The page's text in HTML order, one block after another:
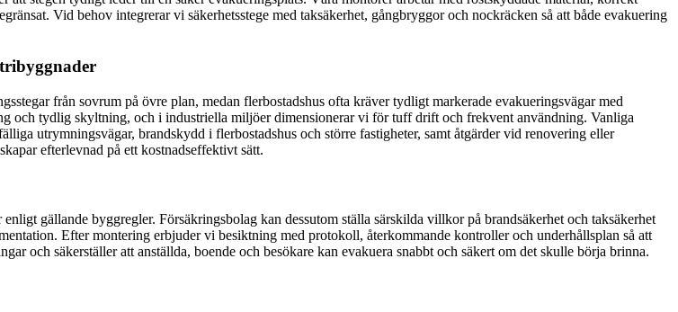
Vid behov integrerar vi säkerhetsstege med taksäkerhet, gångbryggor och nockräcken så att både evakuering
från sovrum på övre plan, medan flerbostadshus ofta kräver tydligt markerade evakueringsvägar med
och tydlig skyltning, och i industriella miljöer dimensionerar vi för tuff drift och frekvent användning. Vanliga
utrymningsvägar, brandskydd i flerbostadshus och större fastigheter, samt åtgärder vid renovering eller
efterlevnad på ett kostnadseffektivt sätt.
gällande byggregler. Försäkringsbolag kan dessutom ställa särskilda villkor på brandsäkerhet och taksäkerhet
Efter montering erbjuder vi besiktning med protokoll, återkommande kontroller och underhållsplan så att
och säkerställer att anställda, boende och besökare kan evakuera snabbt och säkert om det skulle börja brinna.